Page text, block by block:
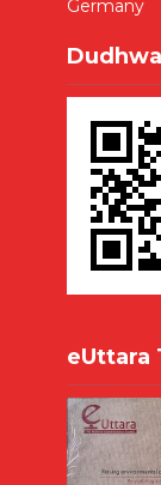
Germany
eUttara